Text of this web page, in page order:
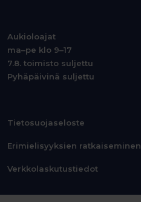
Aukioloajat
ma–pe klo 9–17
7.8. toimisto suljettu
Pyhäpäivinä suljettu
Tietosuojaseloste
Erimielisyyksien ratkaiseminen
Verkkolaskutustiedot